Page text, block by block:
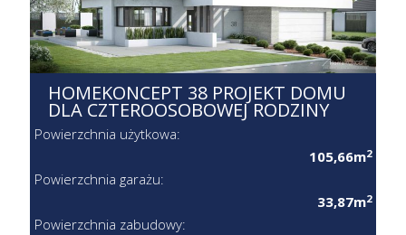
HOMEKONCEPT 38 PROJEKT DOMU
DLA CZTEROOSOBOWEJ RODZINY
Powierzchnia użytkowa:
105,66m2
Powierzchnia garażu:
33,87m2
Powierzchnia zabudowy: